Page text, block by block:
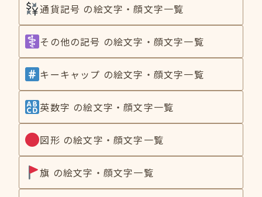
通貨記号 の絵文字・顔文字一覧
その他の記号 の絵文字・顔文字一覧
キーキャップ の絵文字・顔文字一覧
英数字 の絵文字・顔文字一覧
図形 の絵文字・顔文字一覧
旗 の絵文字・顔文字一覧